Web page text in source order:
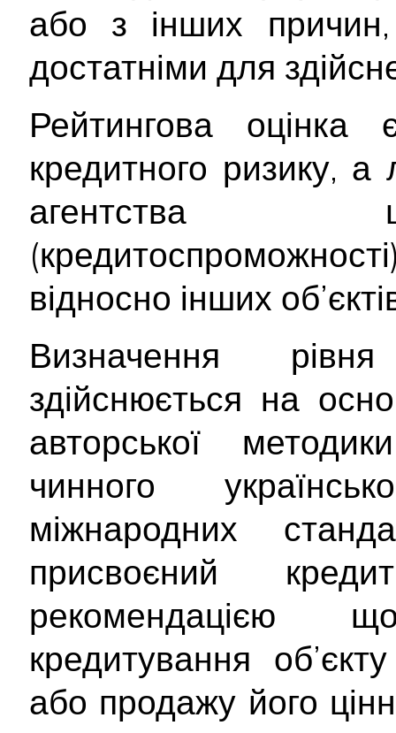
або з інших причин,
достатніми для
Рейтингова
кредитного ризику,
агентства
відносно інших
Визначення
здійснюється на
авторської
чинного
міжнародних
присвоєний
рекомендацією
кредитування
або продажу його